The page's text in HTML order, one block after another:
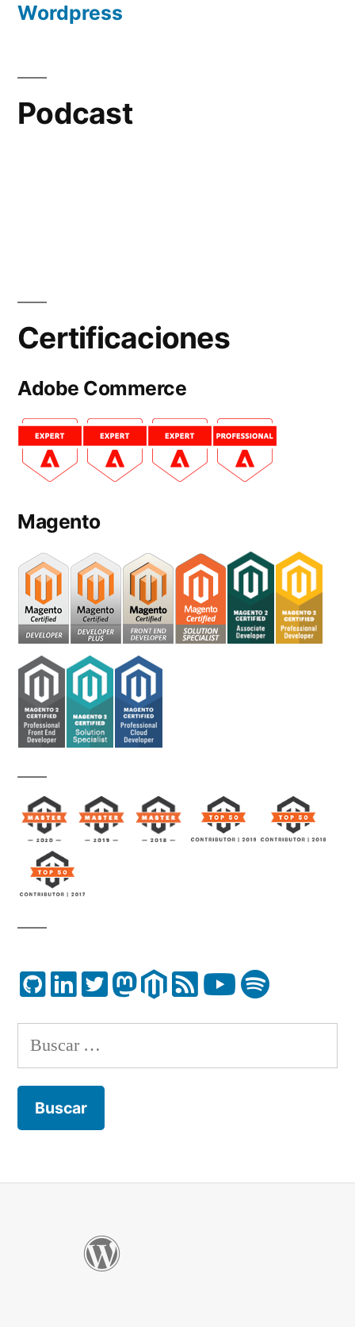
Wordpress
Podcast
Certificaciones
Adobe Commerce
Magento
Buscar: